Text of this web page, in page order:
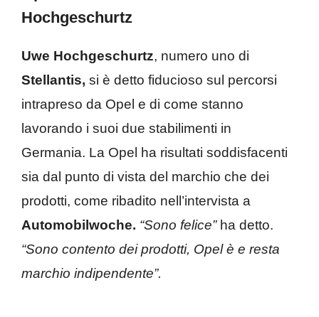
Hochgeschurtz
Uwe Hochgeschurtz, numero uno di
Stellantis, si è detto fiducioso sul percorsi
intrapreso da Opel e di come stanno
lavorando i suoi due stabilimenti in
Germania. La Opel ha risultati soddisfacenti
sia dal punto di vista del marchio che dei
prodotti, come ribadito nell’intervista a
Automobilwoche. “Sono felice” ha detto.
“Sono contento dei prodotti, Opel è e resta
marchio indipendente”.